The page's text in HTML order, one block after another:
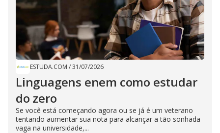
ESTUDA.COM /31/07/2026
Linguagens enem como estudar
do zero
Se você está começando agora ou se já é um veterano
tentando aumentar sua nota para alcançar a tão sonhada
vaga na universidade,...